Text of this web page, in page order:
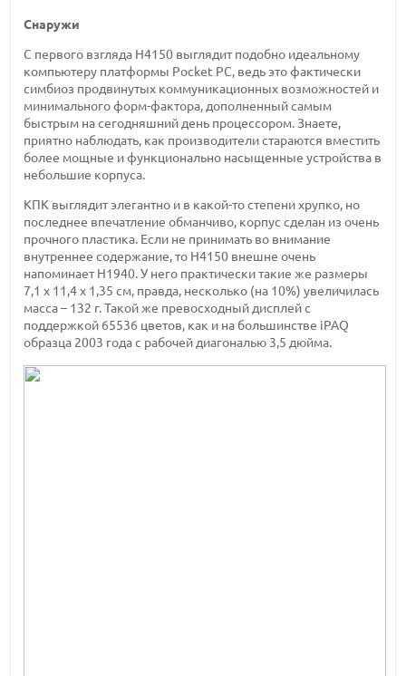
Снаружи
С первого взгляда H4150 выглядит подобно идеальному
компьютеру платформы Pocket PC, ведь это фактически
симбиоз продвинутых коммуникационных возможностей и
минимального форм-фактора, дополненный самым
быстрым на сегодняшний день процессором. Знаете,
приятно наблюдать, как производители стараются вместить
более мощные и функционально насыщенные устройства в
небольшие корпуса.
КПК выглядит элегантно и в какой-то степени хрупко, но
последнее впечатление обманчиво, корпус сделан из очень
прочного пластика. Если не принимать во внимание
внутреннее содержание, то H4150 внешне очень
напоминает H1940. У него практически такие же размеры
7,1 х 11,4 х 1,35 см, правда, несколько (на 10%) увеличилась
масса – 132 г. Такой же превосходный дисплей с
поддержкой 65536 цветов, как и на большинстве iPAQ
образца 2003 года с рабочей диагональю 3,5 дюйма.